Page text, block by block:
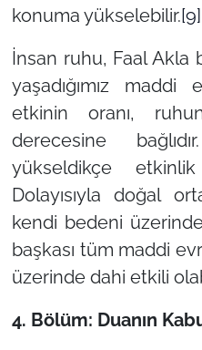
konuma yükselebilir.[9]
İnsan ruhu, Faal Akla
yaşadığımız
etkinin oranı,
derecesine
yükseldikçe
Dolayısıyla doğal
kendi bedeni
başkası tüm maddi
üzerinde dahi etkili
4. Bölüm: Duanın